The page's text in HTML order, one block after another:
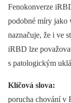
Fenokonverze
podobné míry jako
naznačuje, že i ve
iRBD lze
s patologickým
Klíčová slova:
porucha chování v